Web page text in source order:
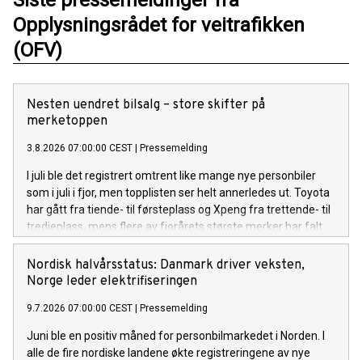
Opplysningsrådet for veitrafikken
(OFV)
Nesten uendret bilsalg – store skifter på
merketoppen
3.8.2026 07:00:00 CEST | Pressemelding
I juli ble det registrert omtrent like mange nye personbiler
som i juli i fjor, men topplisten ser helt annerledes ut. Toyota
har gått fra tiende- til førsteplass og Xpeng fra trettende- til
tredjeplass, mens flere av fjorårets største merker har falt
tilbake.
Nordisk halvårsstatus: Danmark driver veksten,
Norge leder elektrifiseringen
9.7.2026 07:00:00 CEST | Pressemelding
Juni ble en positiv måned for personbilmarkedet i Norden. I
alle de fire nordiske landene økte registreringene av nye